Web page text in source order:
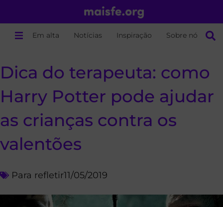
Em alta Notícias Inspiração Sobre nós
Dica do terapeuta: como
Harry Potter pode ajudar
as crianças contra os
valentões
Para refletir11/05/2019